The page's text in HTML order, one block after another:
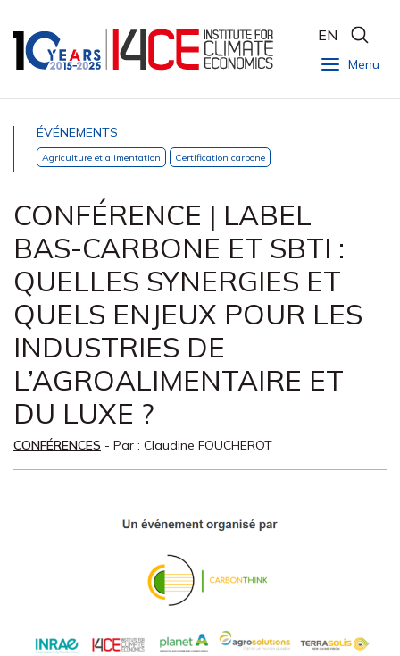
Menu
EN
ÉVÉNEMENTS
Agriculture et alimentation Certification carbone
CONFÉRENCE | LABEL
BAS-CARBONE ET SBTI :
QUELLES SYNERGIES ET
QUELS ENJEUX POUR LES
INDUSTRIES DE
L’AGROALIMENTAIRE ET
DU LUXE ?
CONFÉRENCES - Par : Claudine FOUCHEROT